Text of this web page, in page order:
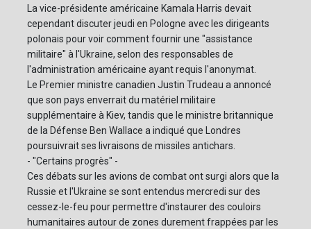
La vice-présidente américaine Kamala Harris devait
cependant discuter jeudi en Pologne avec les dirigeants
polonais pour voir comment fournir une "assistance
militaire" à l'Ukraine, selon des responsables de
l'administration américaine ayant requis l'anonymat.
Le Premier ministre canadien Justin Trudeau a annoncé
que son pays enverrait du matériel militaire
supplémentaire à Kiev, tandis que le ministre britannique
de la Défense Ben Wallace a indiqué que Londres
poursuivrait ses livraisons de missiles antichars.
- "Certains progrès" -
Ces débats sur les avions de combat ont surgi alors que la
Russie et l'Ukraine se sont entendus mercredi sur des
cessez-le-feu pour permettre d'instaurer des couloirs
humanitaires autour de zones durement frappées par les